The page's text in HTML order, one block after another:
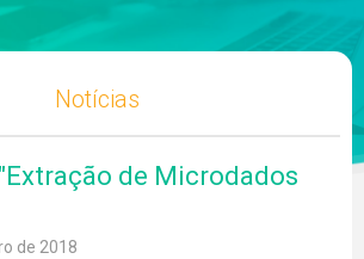
Buscar
Notícias
de Microdados
de 2018